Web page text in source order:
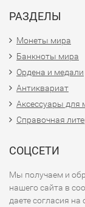
РАЗДЕЛЫ
Монеты мира
Банкноты мира
Ордена и медали
Антиквариат
Аксессуары для
Справочная
СОЦСЕТИ
Мы получаем и
нашего сайта в
даете согласия